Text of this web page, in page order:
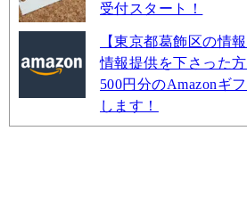
受付スタート！
【東京都葛飾区の情
情報提供を下さった
500円分のAmazonギ
します！